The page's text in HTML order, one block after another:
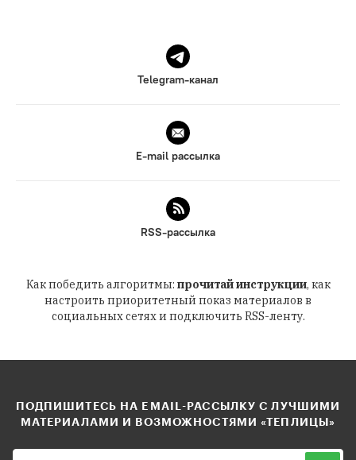
Telegram-канал
E-mail рассылка
RSS-рассылка
Как победить алгоритмы: прочитай инструкции, как
настроить приоритетный показ материалов в
социальных сетях и подключить RSS-ленту.
ПОДПИШИТЕСЬ НА EMAIL-РАССЫЛКУ С ЛУЧШИМИ
МАТЕРИАЛАМИ И ВОЗМОЖНОСТЯМИ «ТЕПЛИЦЫ»